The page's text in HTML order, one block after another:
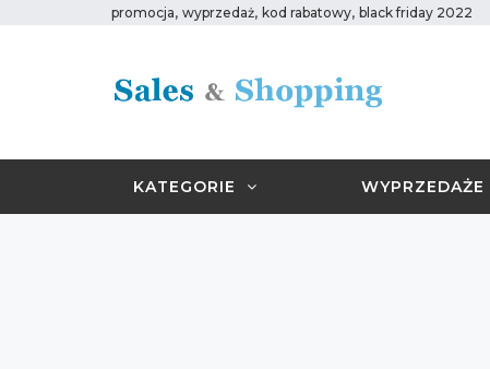
promocja, wyprzedaż, kod rabatowy, black friday 2022
KATEGORIE WYPRZEDAŻE